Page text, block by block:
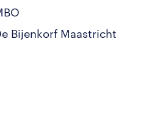
1
Bijenkorf Maastricht